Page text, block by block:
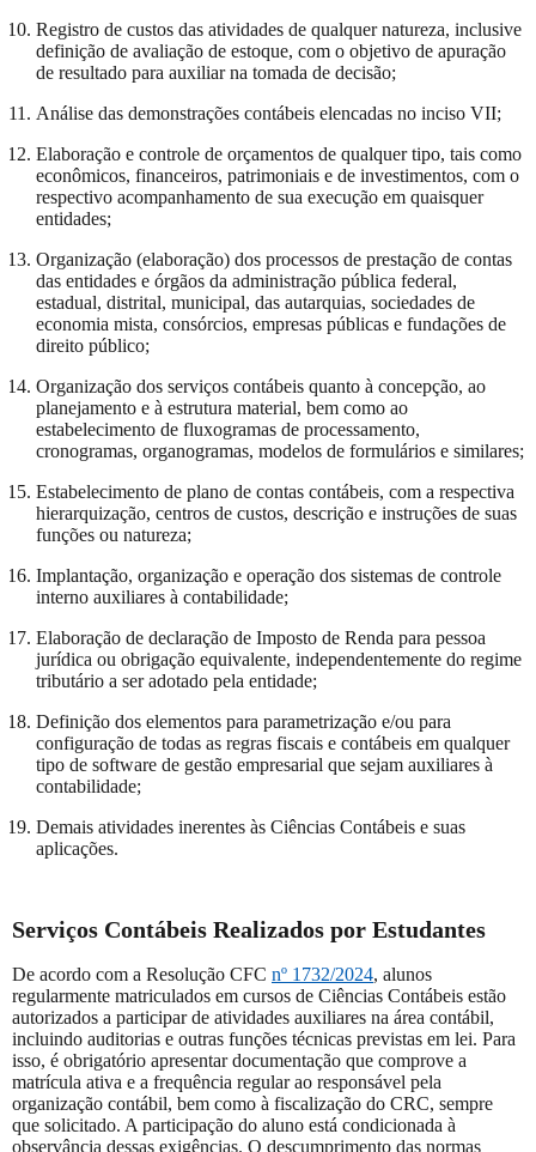
Registro de custos das atividades de qualquer natureza, inclusive
definição de avaliação de estoque, com o objetivo de apuração
de resultado para auxiliar na tomada de decisão;
Análise das demonstrações contábeis elencadas no inciso VII;
Elaboração e controle de orçamentos de qualquer tipo, tais como
econômicos, financeiros, patrimoniais e de investimentos, com o
respectivo acompanhamento de sua execução em quaisquer
entidades;
Organização (elaboração) dos processos de prestação de contas
das entidades e órgãos da administração pública federal,
estadual, distrital, municipal, das autarquias, sociedades de
economia mista, consórcios, empresas públicas e fundações de
direito público;
Organização dos serviços contábeis quanto à concepção, ao
planejamento e à estrutura material, bem como ao
estabelecimento de fluxogramas de processamento,
cronogramas, organogramas, modelos de formulários e similares;
Estabelecimento de plano de contas contábeis, com a respectiva
hierarquização, centros de custos, descrição e instruções de suas
funções ou natureza;
Implantação, organização e operação dos sistemas de controle
interno auxiliares à contabilidade;
Elaboração de declaração de Imposto de Renda para pessoa
jurídica ou obrigação equivalente, independentemente do regime
tributário a ser adotado pela entidade;
Definição dos elementos para parametrização e/ou para
configuração de todas as regras fiscais e contábeis em qualquer
tipo de software de gestão empresarial que sejam auxiliares à
contabilidade;
Demais atividades inerentes às Ciências Contábeis e suas
aplicações.
Serviços Contábeis Realizados por Estudantes
De acordo com a Resolução CFC nº 1732/2024, alunos
regularmente matriculados em cursos de Ciências Contábeis estão
autorizados a participar de atividades auxiliares na área contábil,
incluindo auditorias e outras funções técnicas previstas em lei. Para
isso, é obrigatório apresentar documentação que comprove a
matrícula ativa e a frequência regular ao responsável pela
organização contábil, bem como à fiscalização do CRC, sempre
que solicitado. A participação do aluno está condicionada à
observância dessas exigências. O descumprimento das normas